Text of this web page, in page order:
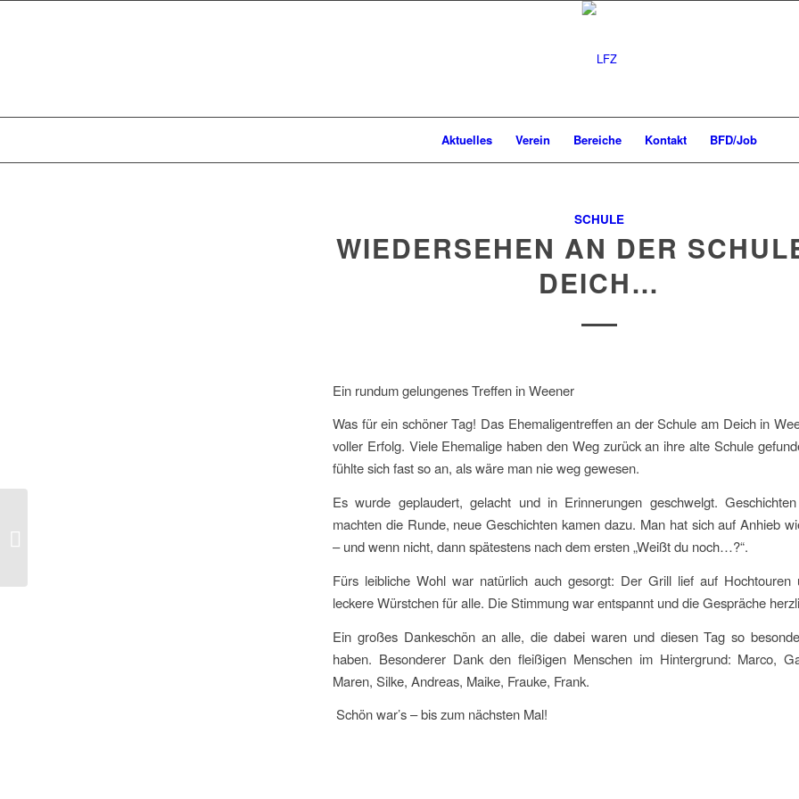
Aktuelles Verein Bereiche Kontakt BFD/Job
SCHULE
WIEDERSEHEN AN DER
DEICH…
Ein rundum gelungenes Treffen in Weener
Was für ein schöner Tag! Das Ehemaligentreffen an der Schule am Deich in
voller Erfolg. Viele Ehemalige haben den Weg zurück an ihre alte Schule
fühlte sich fast so an, als wäre man nie weg gewesen.
Es wurde geplaudert, gelacht und in Erinnerungen geschwelgt.
machten die Runde, neue Geschichten kamen dazu. Man hat sich auf Anhieb
– und wenn nicht, dann spätestens nach dem ersten „Weißt du noch…?“.
Fürs leibliche Wohl war natürlich auch gesorgt: Der Grill lief auf Hochtouren
leckere Würstchen für alle. Die Stimmung war entspannt und die Gespräche
Ein großes Dankeschön an alle, die dabei waren und diesen Tag so
haben. Besonderer Dank den fleißigen Menschen im Hintergrund: Marco,
Maren, Silke, Andreas, Maike, Frauke, Frank.
Schön war’s – bis zum nächsten Mal!